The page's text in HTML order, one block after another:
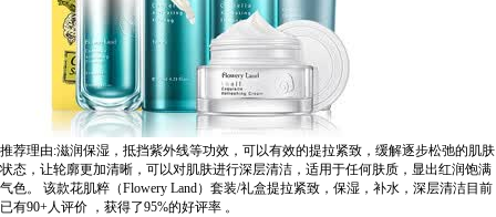
推荐理由:滋润保湿，抵挡紫外线等功效，可以有效的提拉紧致，缓解逐步松弛的肌肤
状态，让轮廓更加清晰，可以对肌肤进行深层清洁，适用于任何肤质，显出红润饱满
气色。
该款花肌粹（Flowery Land）套装/礼盒提拉紧致，保湿，补水，深层清洁目前
已有90+人评价 ，获得了95%的好评率 。